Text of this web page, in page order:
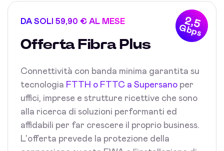
2,5
Gbps
DA SOLI 59,90 € AL MESE
Offerta Fibra Plus
Connettività con banda minima garantita su
tecnologia FTTH o FTTC a Supersano per
uffici, imprese e strutture ricettive che sono
alla ricerca di soluzioni performanti ed
affidabili per far crescere il proprio business.
L'offerta prevede la protezione della